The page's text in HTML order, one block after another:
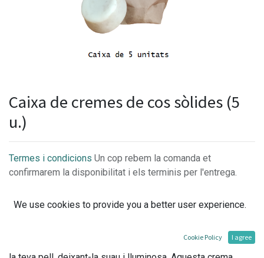
Caixa de cremes de cos sòlides (5
u.)
Termes i condicions Un cop rebem la comanda et
confirmarem la disponibilitat i els terminis per l'entrega.
La mantega de Mango i de Cacau, l´oli d'Arròs i l´Espirulina,
són ingredients clau que hidraten en profunditat i nodreixen
We use cookies to provide you a better user experience.
Cookie Policy I agree